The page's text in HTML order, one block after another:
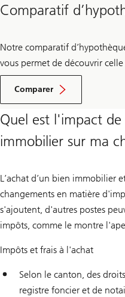
Comparatif
Notre comparatif
vous permet de découvrir
Comparer
Quel est l'impact
immobilier sur ma
L’achat d’un bien immobilier
changements en matière
s'ajoutent, d'autres postes
impôts, comme le montre
Impôts et frais à l'achat
Selon le canton, des
registre foncier et de